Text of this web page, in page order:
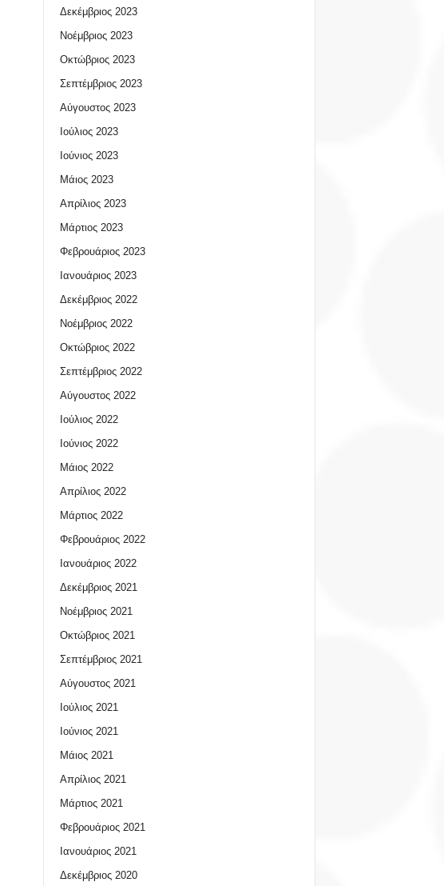
Δεκέμβριος 2023
Νοέμβριος 2023
Οκτώβριος 2023
Σεπτέμβριος 2023
Αύγουστος 2023
Ιούλιος 2023
Ιούνιος 2023
Μάιος 2023
Απρίλιος 2023
Μάρτιος 2023
Φεβρουάριος 2023
Ιανουάριος 2023
Δεκέμβριος 2022
Νοέμβριος 2022
Οκτώβριος 2022
Σεπτέμβριος 2022
Αύγουστος 2022
Ιούλιος 2022
Ιούνιος 2022
Μάιος 2022
Απρίλιος 2022
Μάρτιος 2022
Φεβρουάριος 2022
Ιανουάριος 2022
Δεκέμβριος 2021
Νοέμβριος 2021
Οκτώβριος 2021
Σεπτέμβριος 2021
Αύγουστος 2021
Ιούλιος 2021
Ιούνιος 2021
Μάιος 2021
Απρίλιος 2021
Μάρτιος 2021
Φεβρουάριος 2021
Ιανουάριος 2021
Δεκέμβριος 2020